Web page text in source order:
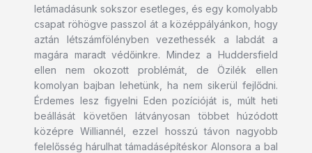
letámadásunk sokszor esetleges, és egy komolyabb
csapat röhögve passzol át a középpályánkon, hogy
aztán létszámfölényben vezethessék a labdát a
magára maradt védőinkre. Mindez a Huddersfield
ellen nem okozott problémát, de Özilék ellen
komolyan bajban lehetünk, ha nem sikerül fejlődni.
Érdemes lesz figyelni Eden pozícióját is, múlt heti
beállását követően látványosan többet húzódott
középre Williannél, ezzel hosszú távon nagyobb
felelősség hárulhat támadásépítéskor Alonsora a bal